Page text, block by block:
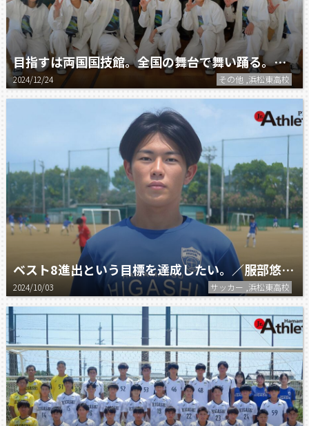
目指すは両国国技館。全国の舞台で舞い踊る。／浜松東高校 ダンス部
2024/12/24 その他 ,浜松東高校
ベスト8進出という目標を達成したい。／服部悠生（浜松東高校）
2024/10/03 サッカー ,浜松東高校